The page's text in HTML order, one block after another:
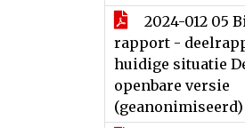
2024-012 05
rapport -
huidige situatie
openbare versie
(geanonimiseerd)